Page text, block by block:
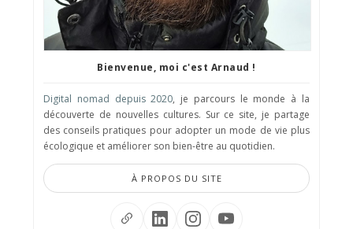
Bienvenue, moi c'est Arnaud !
Digital nomad depuis 2020, je parcours le monde à la
découverte de nouvelles cultures. Sur ce site, je partage
des conseils pratiques pour adopter un mode de vie plus
écologique et améliorer son bien-être au quotidien.
À PROPOS DU SITE